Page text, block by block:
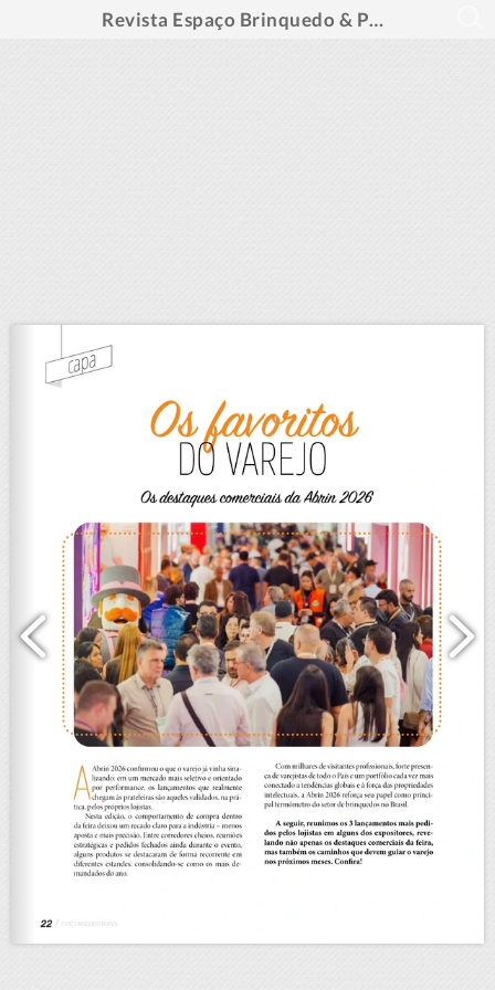
Revista Espaço Brinquedo & Papelaria #154